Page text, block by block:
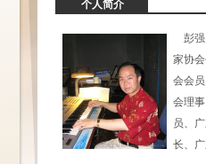
个人简介
彭强
家协
会会
会理
员、
长、